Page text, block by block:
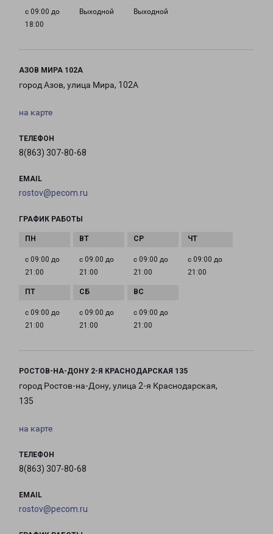
с 09:00 до
18:00
Выходной Выходной
АЗОВ МИРА 102А
город Азов, улица Мира, 102А
на карте
ТЕЛЕФОН
8(863) 307-80-68
EMAIL
rostov@pecom.ru
ГРАФИК РАБОТЫ
с 09:00 до
21:00
с 09:00 до
21:00
с 09:00 до
21:00
с 09:00 до
21:00
с 09:00 до
21:00
с 09:00 до
21:00
с 09:00 до
21:00
РОСТОВ-НА-ДОНУ 2-Я КРАСНОДАРСКАЯ 135
город Ростов-на-Дону, улица 2-я Краснодарская,
135
на карте
ТЕЛЕФОН
8(863) 307-80-68
EMAIL
rostov@pecom.ru